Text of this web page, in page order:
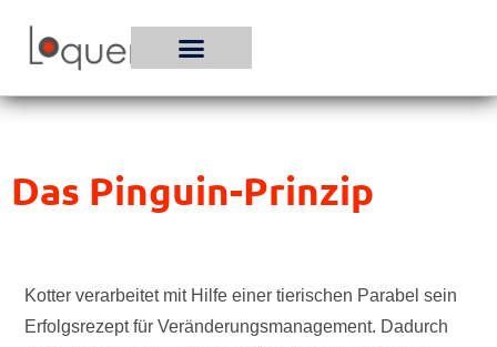
Inhalt
Das Pinguin-Prinzip
Kotter verarbeitet mit Hilfe einer tierischen Parabel sein
Erfolgsrezept für Veränderungsmanagement. Dadurch